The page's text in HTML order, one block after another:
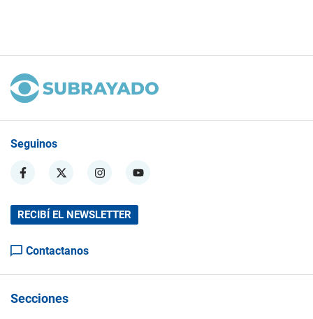
Seguinos
RECIBÍ EL NEWSLETTER
Contactanos
Secciones